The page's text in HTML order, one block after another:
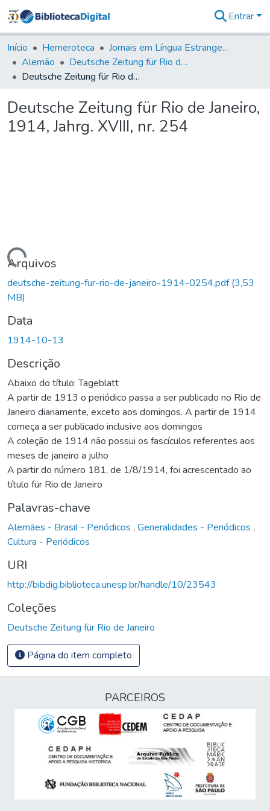
&
Coleções
Tudo na
Biblioteca
Estatísticas
Entrar
Início Hemeroteca
Jornais em Língua Estrangeira
Alemão
Deutsche Zeitung für Rio de Janeiro
Deutsche Zeitung für Rio de Janeiro, 1914, Jahrg. XVIII, nr. 254
Deutsche Zeitung für Rio de Janeiro,
1914, Jahrg. XVIII, nr. 254
Carregando...
Arquivos
deutsche-zeitung-fur-rio-de-janeiro-1914-0254.pdf(3,53
MB)
Data
1914-10-13
Descrição
Abaixo do título: Tageblatt
A partir de 1913 o periódico passa a ser publicado no Rio de
Janeiro diariamente, exceto aos domingos. A partir de 1914
começa a ser publicado inclusive aos domingos
A coleção de 1914 não possui os fascículos referentes aos
meses de janeiro a julho
A partir do número 181, de 1/8/1914, foi acrescentado ao
título für Rio de Janeiro
Palavras-chave
Alemães - Brasil - Periódicos , Generalidades - Periódicos ,
Cultura - Periódicos
URI
http://bibdig.biblioteca.unesp.br/handle/10/23543
Coleções
Deutsche Zeitung für Rio de Janeiro
Página do item completo
PARCEIROS